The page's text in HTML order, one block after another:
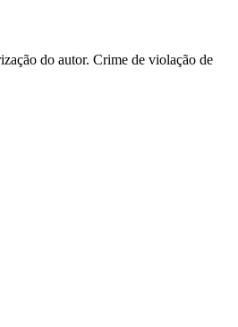
do autor. Crime de violação de